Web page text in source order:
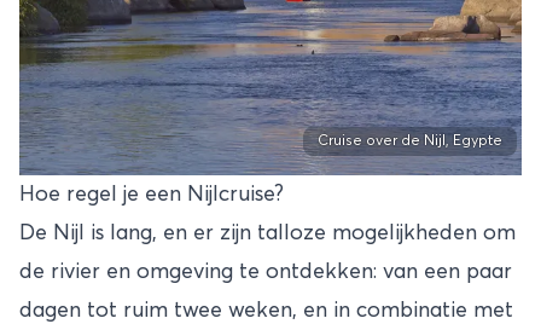
Cruise over de Nijl, Egypte
Hoe regel je een Nijlcruise?
De Nijl is lang, en er zijn talloze mogelijkheden om
de rivier en omgeving te ontdekken: van een paar
dagen tot ruim twee weken, en in combinatie met